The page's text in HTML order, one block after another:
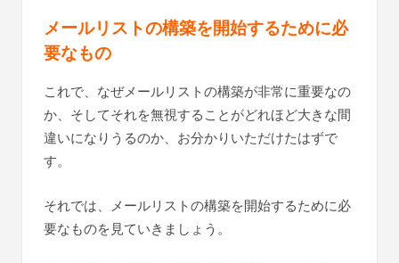
メールリストの構築を開始するために必
要なもの
これで、なぜメールリストの構築が非常に重要なの
か、そしてそれを無視することがどれほど大きな間
違いになりうるのか、お分かりいただけたはずで
す。
それでは、メールリストの構築を開始するために必
要なものを見ていきましょう。